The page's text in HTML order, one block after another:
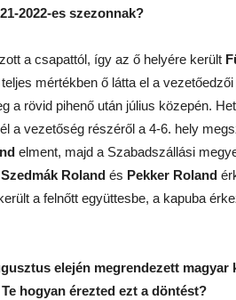
2022-es szezonnak?
a csapattól, így az ő helyére került
mértékben ő látta el a
a rövid pihenő után július közepén.
a vezetőség részéről a 4-6. hely
elment, majd a Szabadszállási
Szedmák Roland és Pekker Roland
a felnőtt együttesbe, a kapuba
elején megrendezett magyar
hogyan érezted ezt a döntést?